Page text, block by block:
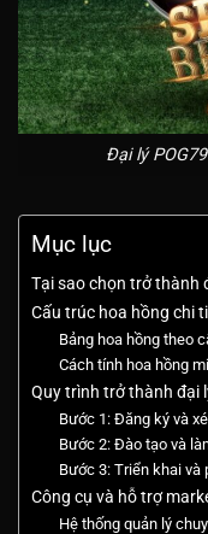
Đại lý
Mục lục
Tại sao chọn trở thành
Cấu trúc hoa hồng chi
Bảng hoa hồng theo
Cách tính hoa hồng
Quy trình trở thành đại
Bước 1: Đăng ký và
Bước 2: Đào tạo và
Bước 3: Triển khai và
Công cụ và hỗ trợ
Hệ thống quản lý